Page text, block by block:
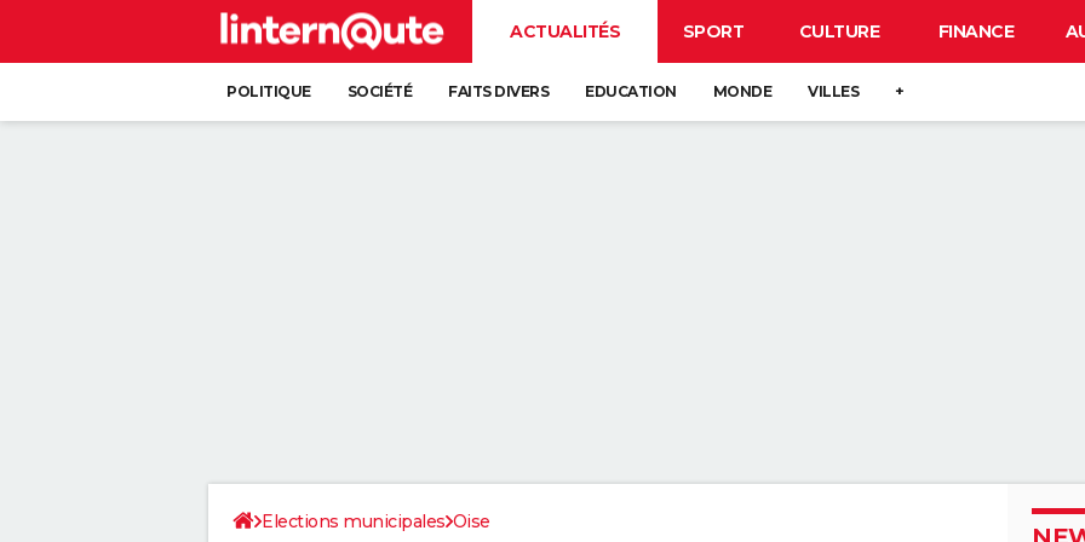
ACTUALITÉS SPORT CULTURE FINANCE
POLITIQUE SOCIÉTÉ FAITS DIVERS EDUCATION MONDE VILLES +
Elections municipales Oise